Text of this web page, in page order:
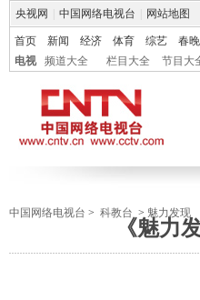
央视网 中国网络电视台 网站地图
首页 新闻 经济 体育 综艺 春晚
电视
频道大全 栏目大全 节目大
中国网络电视台 > 科教台 > 魅力发现
《魅力